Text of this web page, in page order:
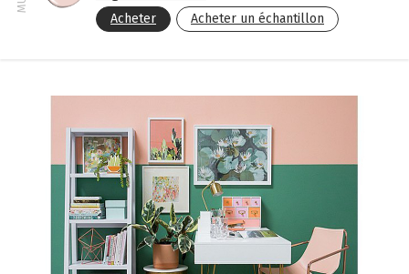
Acheter
Acheter un échantillon